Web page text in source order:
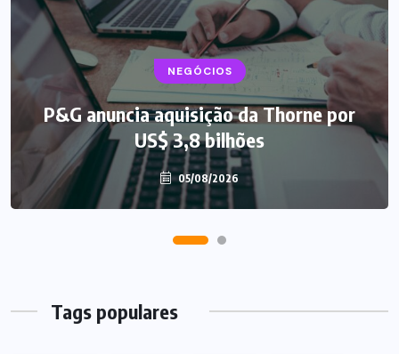
NEGÓCIOS
P&G anuncia aquisição da Thorne por
US$ 3,8 bilhões
05/08/2026
Tags populares